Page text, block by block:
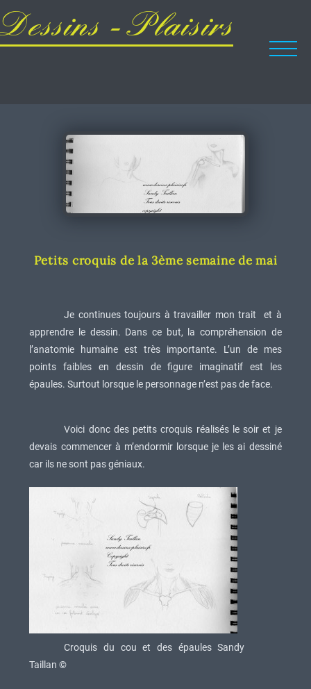
Dessins - Plaisirs
Petits croquis de la 3ème semaine de mai
Je continues toujours à travailler mon trait et à
apprendre le dessin. Dans ce but, la compréhension de
l’anatomie humaine est très importante. L’un de mes
points faibles en dessin de figure imaginatif est les
épaules. Surtout lorsque le personnage n’est pas de face.
Voici donc des petits croquis réalisés le soir et je
devais commencer à m’endormir lorsque je les ai dessiné
car ils ne sont pas géniaux.
Croquis du cou et des épaules Sandy
Taillan ©